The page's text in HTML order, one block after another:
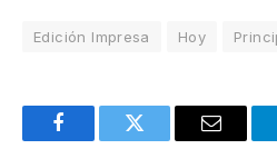
Edición Impresa Hoy
FacebookTwitter Email